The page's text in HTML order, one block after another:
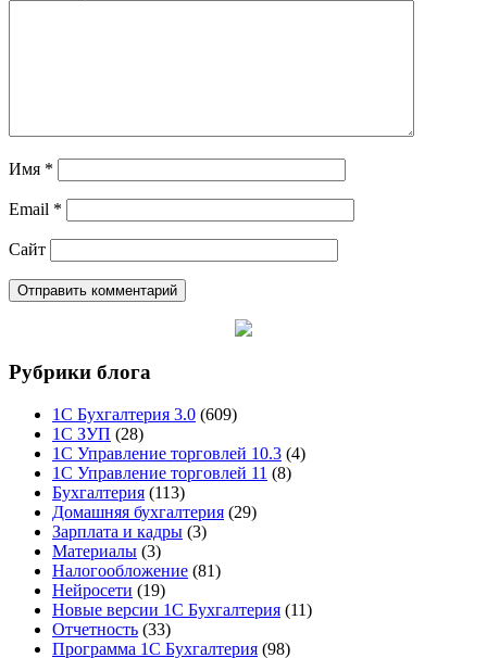
Имя *
Email *
Сайт
Рубрики блога
1С Бухгалтерия 3.0 (609)
1С ЗУП (28)
1С Управление торговлей 10.3 (4)
1С Управление торговлей 11 (8)
Бухгалтерия (113)
Домашняя бухгалтерия (29)
Зарплата и кадры (3)
Материалы (3)
Налогообложение (81)
Нейросети (19)
Новые версии 1С Бухгалтерия (11)
Отчетность (33)
Программа 1С Бухгалтерия (98)